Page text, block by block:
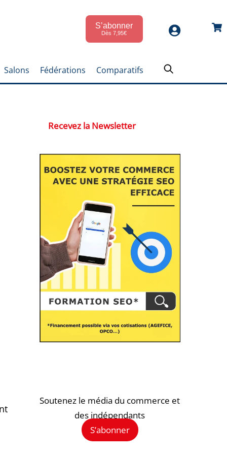
S’abonner
Dès 7,95€
Salons Fédérations Comparatifs
Recevez la Newsletter
Soutenez le média du commerce et
des indépendants
S’abonner